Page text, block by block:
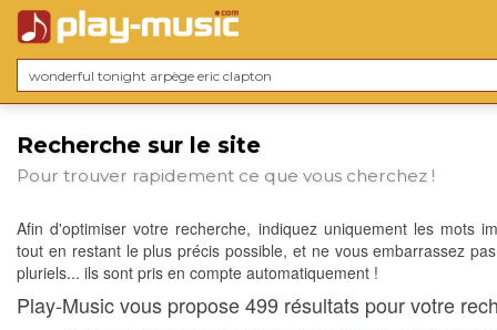
Recherche sur le site
Pour trouver rapidement ce que vous cherchez !
Afin d'optimiser votre recherche, indiquez uniquement les mots
tout en restant le plus précis possible, et ne vous embarrassez
pluriels... ils sont pris en compte automatiquement !
Play-Music vous propose 499 résultats pour votre